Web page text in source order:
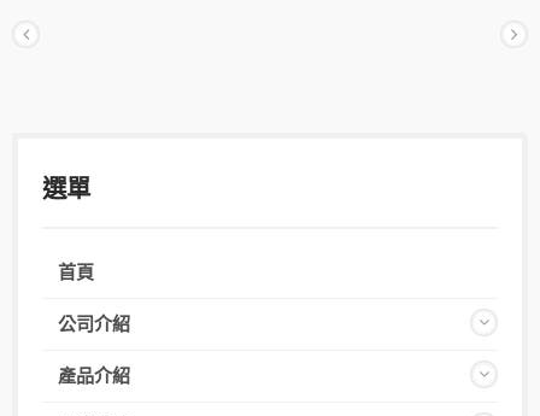
選單
首頁
公司介紹
產品介紹